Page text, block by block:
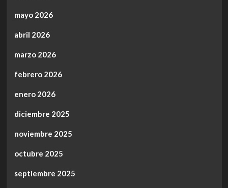
mayo 2026
abril 2026
marzo 2026
febrero 2026
enero 2026
diciembre 2025
noviembre 2025
octubre 2025
septiembre 2025